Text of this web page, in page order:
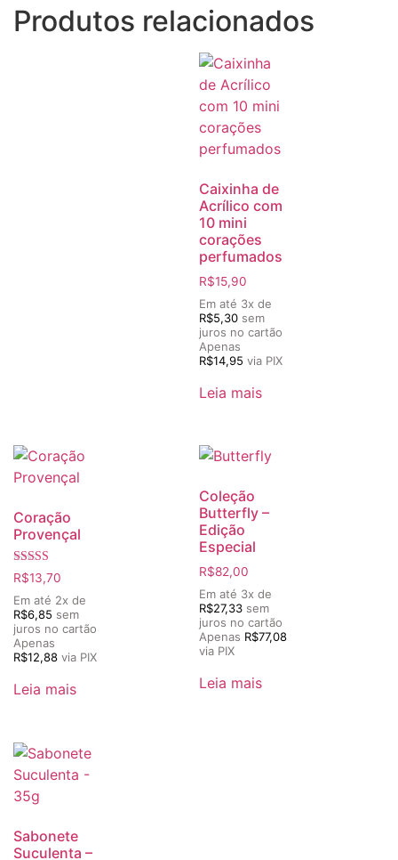
Produtos relacionados
Caixinha de
Acrílico com
10 mini
corações
perfumados
R$15,90
Em até 3x de
R$5,30 sem
juros no cartão
Apenas
R$14,95 via PIX
Leia mais
Coração
Provençal
Avaliação
5.00
de 5
R$13,70
Em até 2x de
R$6,85 sem
juros no cartão
Apenas
R$12,88 via PIX
Leia mais
Coleção
Butterfly –
Edição
Especial
R$82,00
Em até 3x de
R$27,33 sem
juros no cartão
Apenas R$77,08
via PIX
Leia mais
Sabonete
Suculenta –